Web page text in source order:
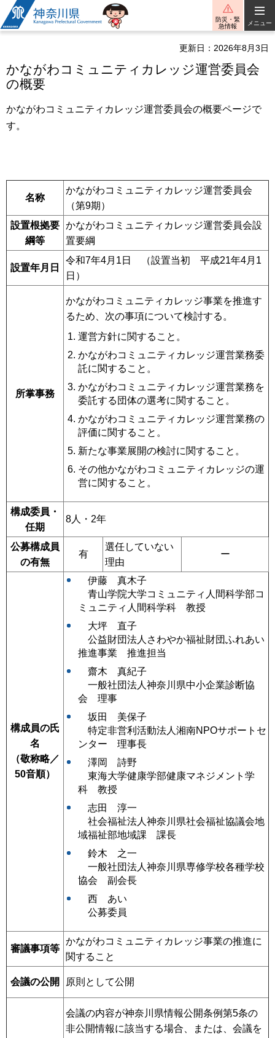
神奈川県
防災・緊
急情報
メニュー
更新日：2026年8月3日
かながわコミュニティカレッジ運営委員会
の概要
かながわコミュニティカレッジ運営委員会の概要ページで
す。
名称
かながわコミュニティカレッジ運営委員会
（第9期）
設置根拠要
綱等
かながわコミュニティカレッジ運営委員会設
置要綱
設置年月日
令和7年4月1日 （設置当初 平成21年4月1
日）
所掌事務
かながわコミュニティカレッジ事業を推進す
るため、次の事項について検討する。
運営方針に関すること。
かながわコミュニティカレッジ運営業務委
託に関すること。
かながわコミュニティカレッジ運営業務を
委託する団体の選考に関すること。
かながわコミュニティカレッジ運営業務の
評価に関すること。
新たな事業展開の検討に関すること。
その他かながわコミュニティカレッジの運
営に関すること。
構成委員・
任期
8人・2年
公募構成員
の有無
有
選任していない
理由
ー
構成員の氏
名
（敬称略／
50音順）
伊藤 真木子
青山学院大学コミュニティ人間科学部コ
ミュニティ人間科学科 教授
大坪 直子
公益財団法人さわやか福祉財団ふれあい
推進事業 推進担当
齋木 真紀子
一般社団法人 神奈川県中小企業診断協
会 理事
坂田 美保子
特定非営利活動法人湘南NPOサポートセ
ンター
理事長
澤岡 詩野
東海大学健康学部健康マネジメント学
科 教授
志田 淳一
社会福祉法人神奈川県社会福祉協議会地
域福祉部地域課 課長
鈴木 之一
一般社団法人神奈川県専修学校各種学校
協会 副会長
西 あい
公募委員
審議事項等
かながわコミュニティカレッジ事業の推進に
関すること
会議の公開 原則として公開
会議の内容が神奈川県情報公開条例第5条の
非公開情報に該当する場合、または、会議を